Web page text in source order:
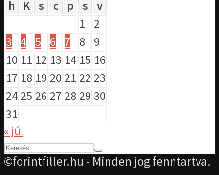
h K s c p s
v
1
2
3
4 5 6 7 8
9
10 11 12 13 14 15 16
17 18 19 20 21 22 23
24 25 26 27 28 29 30
31
« júl
©forintfiller.hu - Minden jog fenntartva.